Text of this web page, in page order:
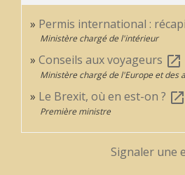
Permis international :
Ministère chargé de l'intérieur
Conseils aux voyageurs open_in_new
Ministère chargé de l'Europe et des
Le Brexit, où en est-on ? open_in_new
Première ministre
Signaler une